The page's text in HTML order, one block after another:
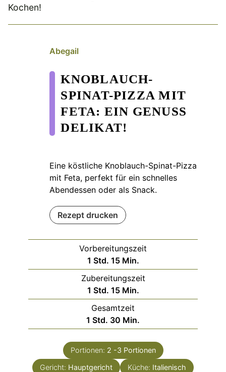
Kochen!
Abegail
KNOBLAUCH-
SPINAT-PIZZA MIT
FETA: EIN GENUSS
DELIKAT!
Eine köstliche Knoblauch-Spinat-Pizza
mit Feta, perfekt für ein schnelles
Abendessen oder als Snack.
Rezept drucken
Vorbereitungszeit
1 Stunde
Std. 15Minuten
Min.
Zubereitungszeit
1 Stunde
Std. 15Minuten
Min.
Gesamtzeit
1 Stunde
Std. 30 Minuten
Min.
Portionen: 2 -3 Portionen
Gericht: Hauptgericht Küche: Italienisch